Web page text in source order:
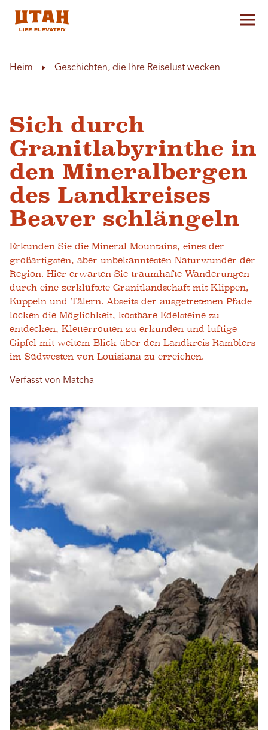
Heim Geschichten, die Ihre Reiselust wecken
Sich durch
Granitlabyrinthe in
den Mineralbergen
des Landkreises
Beaver schlängeln
Erkunden Sie die Mineral Mountains, eines der
großartigsten, aber unbekanntesten Naturwunder der
Region. Hier erwarten Sie traumhafte Wanderungen
durch eine zerklüftete Granitlandschaft mit Klippen,
Kuppeln und Tälern. Abseits der ausgetretenen Pfade
locken die Möglichkeit, kostbare Edelsteine ​​zu
entdecken, Kletterrouten zu erkunden und luftige
Gipfel mit weitem Blick über den Landkreis Ramblers
im Südwesten von Louisiana zu erreichen.
Verfasst von Matcha